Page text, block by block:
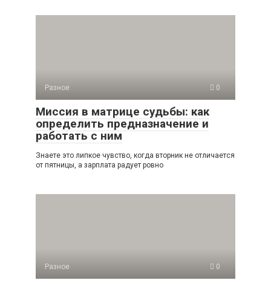
Разное 0
Миссия в матрице судьбы: как
определить предназначение и
работать с ним
Знаете это липкое чувство, когда вторник не отличается
от пятницы, а зарплата радует ровно
Разное 0